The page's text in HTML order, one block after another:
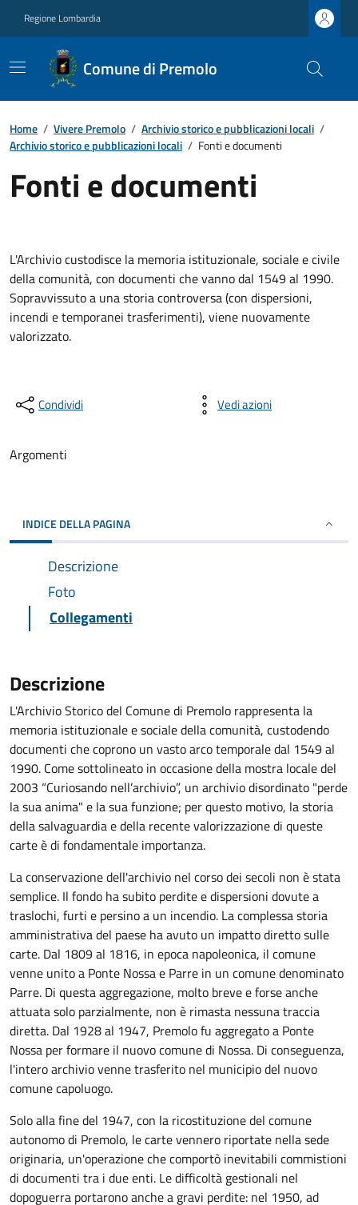
Regione Lombardia
Comune di Premolo
Home / Vivere Premolo / Archivio storico e pubblicazioni locali /
Archivio storico e pubblicazioni locali / Fonti e documenti
Fonti e documenti
L'Archivio custodisce la memoria istituzionale, sociale e civile
della comunità, con documenti che vanno dal 1549 al 1990.
Sopravvissuto a una storia controversa (con dispersioni,
incendi e temporanei trasferimenti), viene nuovamente
valorizzato.
Condividi Vedi azioni
Argomenti
INDICE DELLA PAGINA
Descrizione
Foto
Collegamenti
Descrizione
L'Archivio Storico del Comune di Premolo rappresenta la
memoria istituzionale e sociale della comunità, custodendo
documenti che coprono un vasto arco temporale dal 1549 al
1990. Come sottolineato in occasione della mostra locale del
2003 “Curiosando nell’archivio”, un archivio disordinato "perde
la sua anima" e la sua funzione; per questo motivo, la storia
della salvaguardia e della recente valorizzazione di queste
carte è di fondamentale importanza.
La conservazione dell'archivio nel corso dei secoli non è stata
semplice. Il fondo ha subito perdite e dispersioni dovute a
traslochi, furti e persino a un incendio. La complessa storia
amministrativa del paese ha avuto un impatto diretto sulle
carte. Dal 1809 al 1816, in epoca napoleonica, il comune
venne unito a Ponte Nossa e Parre in un comune denominato
Parre. Di questa aggregazione, molto breve e forse anche
attuata solo parzialmente, non è rimasta nessuna traccia
diretta. Dal 1928 al 1947, Premolo fu aggregato a Ponte
Nossa per formare il nuovo comune di Nossa. Di conseguenza,
l'intero archivio venne trasferito nel municipio del nuovo
comune capoluogo.
Solo alla fine del 1947, con la ricostituzione del comune
autonomo di Premolo, le carte vennero riportate nella sede
originaria, un'operazione che comportò inevitabili commistioni
di documenti tra i due enti. Le difficoltà gestionali nel
dopoguerra portarono anche a gravi perdite: nel 1950, ad